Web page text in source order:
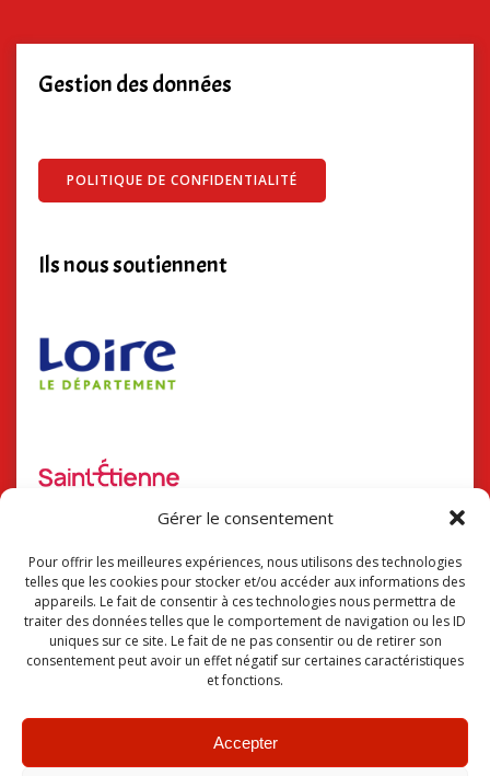
Gérer le consentement
Pour offrir les meilleures expériences, nous utilisons des technologies
telles que les cookies pour stocker et/ou accéder aux informations des
appareils. Le fait de consentir à ces technologies nous permettra de
traiter des données telles que le comportement de navigation ou les ID
uniques sur ce site. Le fait de ne pas consentir ou de retirer son
consentement peut avoir un effet négatif sur certaines caractéristiques
et fonctions.
Accepter
Gestion des données
POLITIQUE DE CONFIDENTIALITÉ
Ils nous soutiennent
Suivez-nous !